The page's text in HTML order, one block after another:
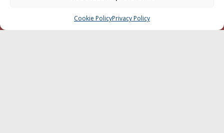
Cookie PolicyPrivacy Policy
CHIAMA SCRIVI